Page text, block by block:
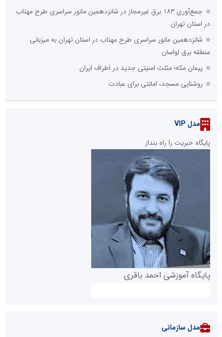
جمع‌آوری 183 برق غیرمجاز در شانزدهمین مانور سراسری طرح مهتاب
در استان تهران
شانزدهمین مانور سراسری طرح مهتاب در استان تهران به میزبانی
منطقه برق لواسان
پیمان مکه؛ مثلث امنیتی جدید در اطراف ایران
روشنایی مسجد، امانتی برای عبادت
مدل VIP
پایگاه خبریت را راه بنداز
پایگاه آموزشی احمد باقری
مدل سازمانی